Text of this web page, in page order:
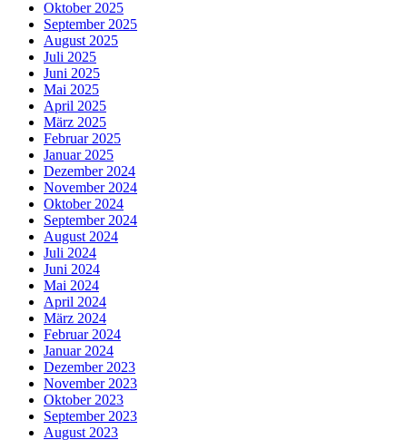
Oktober 2025
September 2025
August 2025
Juli 2025
Juni 2025
Mai 2025
April 2025
März 2025
Februar 2025
Januar 2025
Dezember 2024
November 2024
Oktober 2024
September 2024
August 2024
Juli 2024
Juni 2024
Mai 2024
April 2024
März 2024
Februar 2024
Januar 2024
Dezember 2023
November 2023
Oktober 2023
September 2023
August 2023